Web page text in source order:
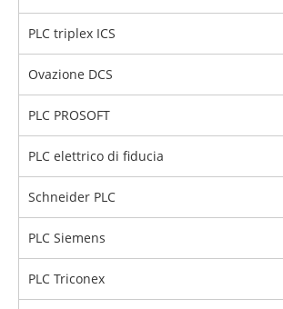
PLC triplex ICS
Ovazione DCS
PLC PROSOFT
PLC elettrico di fiducia
Schneider PLC
PLC Siemens
PLC Triconex